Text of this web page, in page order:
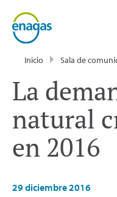
Inicio Sala de
La
natural
en 2016
29 diciembre 2016